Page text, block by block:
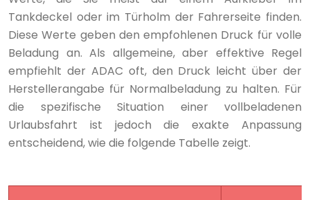
Tankdeckel oder im Türholm der Fahrerseite finden.
Diese Werte geben den empfohlenen Druck für volle
Beladung an. Als allgemeine, aber effektive Regel
empfiehlt der ADAC oft, den Druck leicht über der
Herstellerangabe für Normalbeladung zu halten. Für
die spezifische Situation einer vollbeladenen
Urlaubsfahrt ist jedoch die exakte Anpassung
entscheidend, wie die folgende Tabelle zeigt.